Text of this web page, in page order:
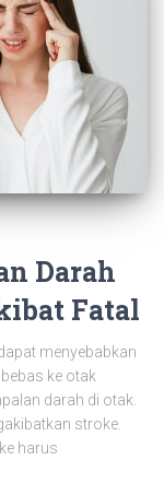
Darah
Fatal
menyebabkan
ke otak
darah di otak.
stroke.
harus